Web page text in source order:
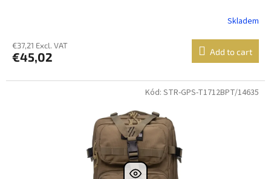
Skladem
€37,21 Excl. VAT
€45,02 Add to cart
Kód: STR-GPS-T1712BPT/14635